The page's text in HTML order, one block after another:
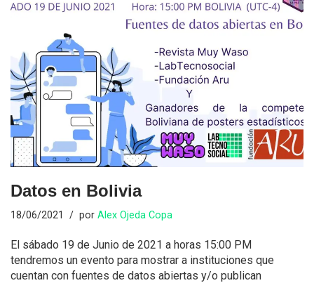
Datos en Bolivia
18/06/2021 por Alex Ojeda Copa
El sábado 19 de Junio de 2021 a horas 15:00 PM
tendremos un evento para mostrar a instituciones que
cuentan con fuentes de datos abiertas y/o publican